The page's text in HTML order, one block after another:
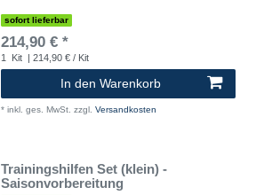
sofort lieferbar
214,90 € *
1 Kit | 214,90 € / Kit
In den Warenkorb
* inkl. ges. MwSt. zzgl. Versandkosten
Trainingshilfen Set (klein) -
Saisonvorbereitung